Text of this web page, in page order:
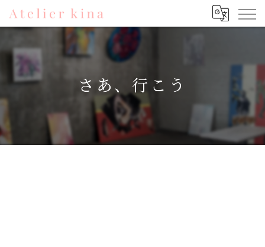
さあ、行こう